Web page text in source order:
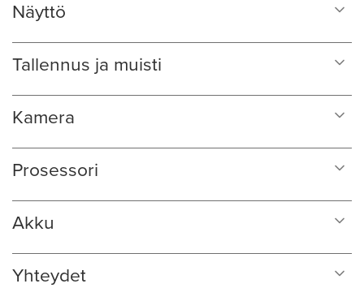
Näyttö
Tallennus ja muisti
Kamera
Prosessori
Akku
Yhteydet